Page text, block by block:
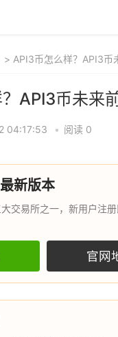
> API3币怎么样？API3币
API3币未来
04:17:53 • 阅读 0
新版本
交易所之一，新用户注
官网